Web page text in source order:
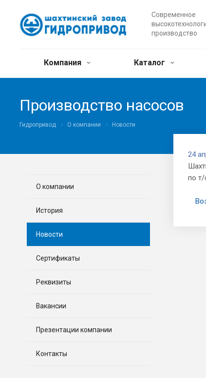
Современное
производство
Компания Каталог
Производство насосов
Гидропривод О компании Новости
24
по
О компании
История
Новости
Сертификаты
Реквизиты
Вакансии
Презентации компании
Контакты